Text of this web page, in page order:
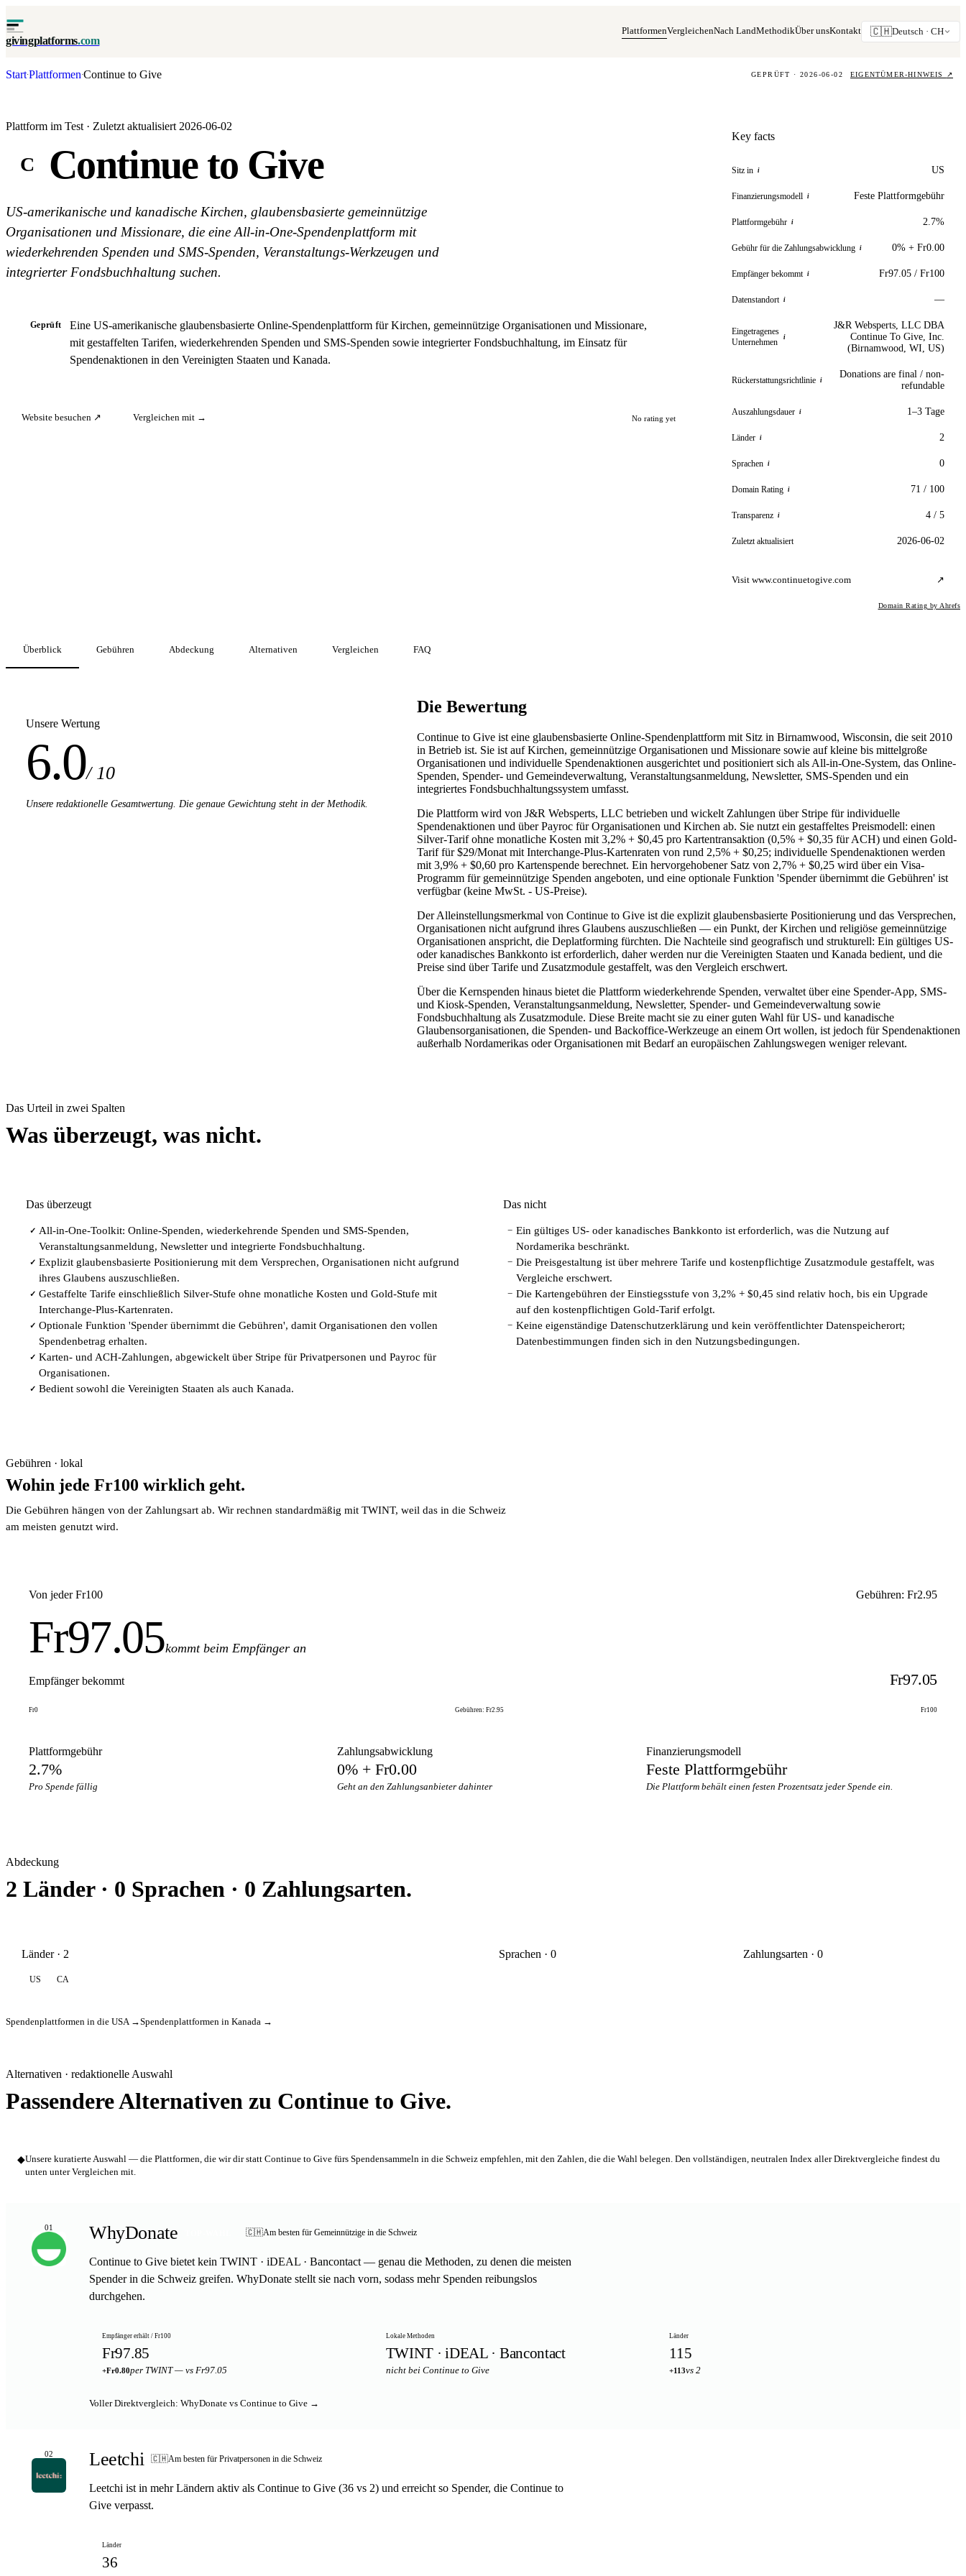
givingplatforms.com
PlattformenVergleichenNach LandMethodikÜber unsKontakt 🇨🇭Deutsch · CH
Start·Plattformen·Continue to Give GEPRÜFT · 2026-06-02 EIGENTÜMER-HINWEIS ↗
Plattform im Test · Zuletzt aktualisiert 2026-06-02
C Continue to Give
US-amerikanische und kanadische Kirchen, glaubensbasierte gemeinnützige
Organisationen und Missionare, die eine All-in-One-Spendenplattform mit
wiederkehrenden Spenden und SMS-Spenden, Veranstaltungs-Werkzeugen und
integrierter Fondsbuchhaltung suchen.
Geprüft
Eine US-amerikanische glaubensbasierte Online-Spendenplattform für Kirchen, gemeinnützige Organisationen und Missionare,
mit gestaffelten Tarifen, wiederkehrenden Spenden und SMS-Spenden sowie integrierter Fondsbuchhaltung, im Einsatz für
Spendenaktionen in den Vereinigten Staaten und Kanada.
Website besuchen ↗ Vergleichen mit → No rating yet
Key facts
Sitz in i US
Finanzierungsmodell i Feste Plattformgebühr
Plattformgebühr i 2.7%
Gebühr für die Zahlungsabwicklung i 0% + Fr0.00
Empfänger bekommt i Fr97.05 / Fr100
Datenstandort i —
Eingetragenes
Unternehmen
i
J&R Websperts, LLC DBA
Continue To Give, Inc.
(Birnamwood, WI, US)
Rückerstattungsrichtlinie i
Donations are final / non-
refundable
Auszahlungsdauer i 1–3 Tage
Länder i 2
Sprachen i 0
Domain Rating i 71 / 100
Transparenz i 4 / 5
Zuletzt aktualisiert 2026-06-02
Visit www.continuetogive.com ↗
Domain Rating by Ahrefs
Überblick Gebühren Abdeckung Alternativen Vergleichen FAQ
Unsere Wertung
6.0/ 10
Unsere redaktionelle Gesamtwertung. Die genaue Gewichtung steht in der Methodik.
Die Bewertung
Continue to Give ist eine glaubensbasierte Online-Spendenplattform mit Sitz in Birnamwood, Wisconsin, die seit 2010
in Betrieb ist. Sie ist auf Kirchen, gemeinnützige Organisationen und Missionare sowie auf kleine bis mittelgroße
Organisationen und individuelle Spendenaktionen ausgerichtet und positioniert sich als All-in-One-System, das Online-
Spenden, Spender- und Gemeindeverwaltung, Veranstaltungsanmeldung, Newsletter, SMS-Spenden und ein
integriertes Fondsbuchhaltungssystem umfasst.
Die Plattform wird von J&R Websperts, LLC betrieben und wickelt Zahlungen über Stripe für individuelle
Spendenaktionen und über Payroc für Organisationen und Kirchen ab. Sie nutzt ein gestaffeltes Preismodell: einen
Silver-Tarif ohne monatliche Kosten mit 3,2% + $0,45 pro Kartentransaktion (0,5% + $0,35 für ACH) und einen Gold-
Tarif für $29/Monat mit Interchange-Plus-Kartenraten von rund 2,5% + $0,25; individuelle Spendenaktionen werden
mit 3,9% + $0,60 pro Kartenspende berechnet. Ein hervorgehobener Satz von 2,7% + $0,25 wird über ein Visa-
Programm für gemeinnützige Spenden angeboten, und eine optionale Funktion 'Spender übernimmt die Gebühren' ist
verfügbar (keine MwSt. - US-Preise).
Der Alleinstellungsmerkmal von Continue to Give ist die explizit glaubensbasierte Positionierung und das Versprechen,
Organisationen nicht aufgrund ihres Glaubens auszuschließen — ein Punkt, der Kirchen und religiöse gemeinnützige
Organisationen anspricht, die Deplatforming fürchten. Die Nachteile sind geografisch und strukturell: Ein gültiges US-
oder kanadisches Bankkonto ist erforderlich, daher werden nur die Vereinigten Staaten und Kanada bedient, und die
Preise sind über Tarife und Zusatzmodule gestaffelt, was den Vergleich erschwert.
Über die Kernspenden hinaus bietet die Plattform wiederkehrende Spenden, verwaltet über eine Spender-App, SMS-
und Kiosk-Spenden, Veranstaltungsanmeldung, Newsletter, Spender- und Gemeindeverwaltung sowie
Fondsbuchhaltung als Zusatzmodule. Diese Breite macht sie zu einer guten Wahl für US- und kanadische
Glaubensorganisationen, die Spenden- und Backoffice-Werkzeuge an einem Ort wollen, ist jedoch für Spendenaktionen
außerhalb Nordamerikas oder Organisationen mit Bedarf an europäischen Zahlungswegen weniger relevant.
Das Urteil in zwei Spalten
Was überzeugt, was nicht.
Das überzeugt
✓ All-in-One-Toolkit: Online-Spenden, wiederkehrende Spenden und SMS-Spenden,
Veranstaltungsanmeldung, Newsletter und integrierte Fondsbuchhaltung.
✓ Explizit glaubensbasierte Positionierung mit dem Versprechen, Organisationen nicht aufgrund
ihres Glaubens auszuschließen.
✓ Gestaffelte Tarife einschließlich Silver-Stufe ohne monatliche Kosten und Gold-Stufe mit
Interchange-Plus-Kartenraten.
✓ Optionale Funktion 'Spender übernimmt die Gebühren', damit Organisationen den vollen
Spendenbetrag erhalten.
✓ Karten- und ACH-Zahlungen, abgewickelt über Stripe für Privatpersonen und Payroc für
Organisationen.
✓ Bedient sowohl die Vereinigten Staaten als auch Kanada.
Das nicht
− Ein gültiges US- oder kanadisches Bankkonto ist erforderlich, was die Nutzung auf
Nordamerika beschränkt.
− Die Preisgestaltung ist über mehrere Tarife und kostenpflichtige Zusatzmodule gestaffelt, was
Vergleiche erschwert.
− Die Kartengebühren der Einstiegsstufe von 3,2% + $0,45 sind relativ hoch, bis ein Upgrade
auf den kostenpflichtigen Gold-Tarif erfolgt.
− Keine eigenständige Datenschutzerklärung und kein veröffentlichter Datenspeicherort;
Datenbestimmungen finden sich in den Nutzungsbedingungen.
Gebühren · lokal
Wohin jede Fr100 wirklich geht.
Die Gebühren hängen von der Zahlungsart ab. Wir rechnen standardmäßig mit TWINT, weil das in die Schweiz
am meisten genutzt wird.
Von jeder Fr100 Gebühren: Fr2.95
Fr97.05kommt beim Empfänger an
Empfänger bekommt Fr97.05
Fr0 Gebühren: Fr2.95 Fr100
Plattformgebühr
2.7%
Pro Spende fällig
Zahlungsabwicklung
0% + Fr0.00
Geht an den Zahlungsanbieter dahinter
Finanzierungsmodell
Feste Plattformgebühr
Die Plattform behält einen festen Prozentsatz jeder Spende ein.
Abdeckung
2 Länder · 0 Sprachen · 0 Zahlungsarten.
Länder · 2
US CA
Sprachen · 0 Zahlungsarten · 0
Spendenplattformen in die USA →Spendenplattformen in Kanada →
Alternativen · redaktionelle Auswahl
Passendere Alternativen zu Continue to Give.
◆Unsere kuratierte Auswahl — die Plattformen, die wir dir statt Continue to Give fürs Spendensammeln in die Schweiz empfehlen, mit den Zahlen, die die Wahl belegen. Den vollständigen, neutralen Index aller Direktvergleiche findest du
unten unter Vergleichen mit.
01 WhyDonate 🇨🇭Am besten für Gemeinnützige in die Schweiz
Continue to Give bietet kein TWINT · iDEAL · Bancontact — genau die Methoden, zu denen die meisten
Spender in die Schweiz greifen. WhyDonate stellt sie nach vorn, sodass mehr Spenden reibungslos
durchgehen.
Empfänger erhält / Fr100
Fr97.85
+Fr0.80per TWINT — vs Fr97.05
Lokale Methoden
TWINT · iDEAL · Bancontact
nicht bei Continue to Give
Länder
115
+113vs 2
Voller Direktvergleich: WhyDonate vs Continue to Give →
02 Leetchi 🇨🇭Am besten für Privatpersonen in die Schweiz
Leetchi ist in mehr Ländern aktiv als Continue to Give (36 vs 2) und erreicht so Spender, die Continue to
Give verpasst.
Länder
36